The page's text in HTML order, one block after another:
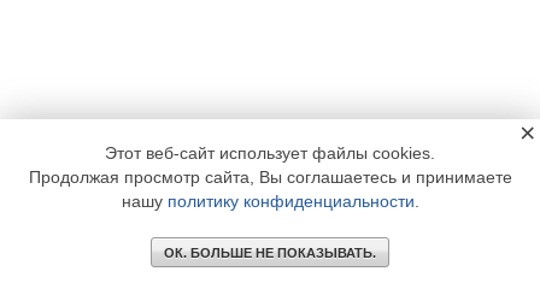
Этот веб-сайт использует файлы cookies.
Продолжая просмотр сайта, Вы соглашаетесь и принимаете
нашу политику конфиденциальности
ОК. БОЛЬШЕ НЕ ПОКАЗЫВАТЬ.
×